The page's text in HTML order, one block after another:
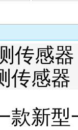
监测
感
款新